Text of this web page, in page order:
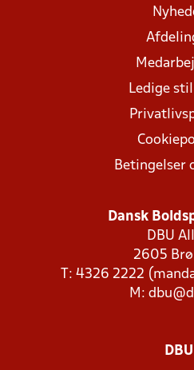
Ledige
Betingelser
Dansk
DBU
2605
T: 4326 2222
M:
DBU